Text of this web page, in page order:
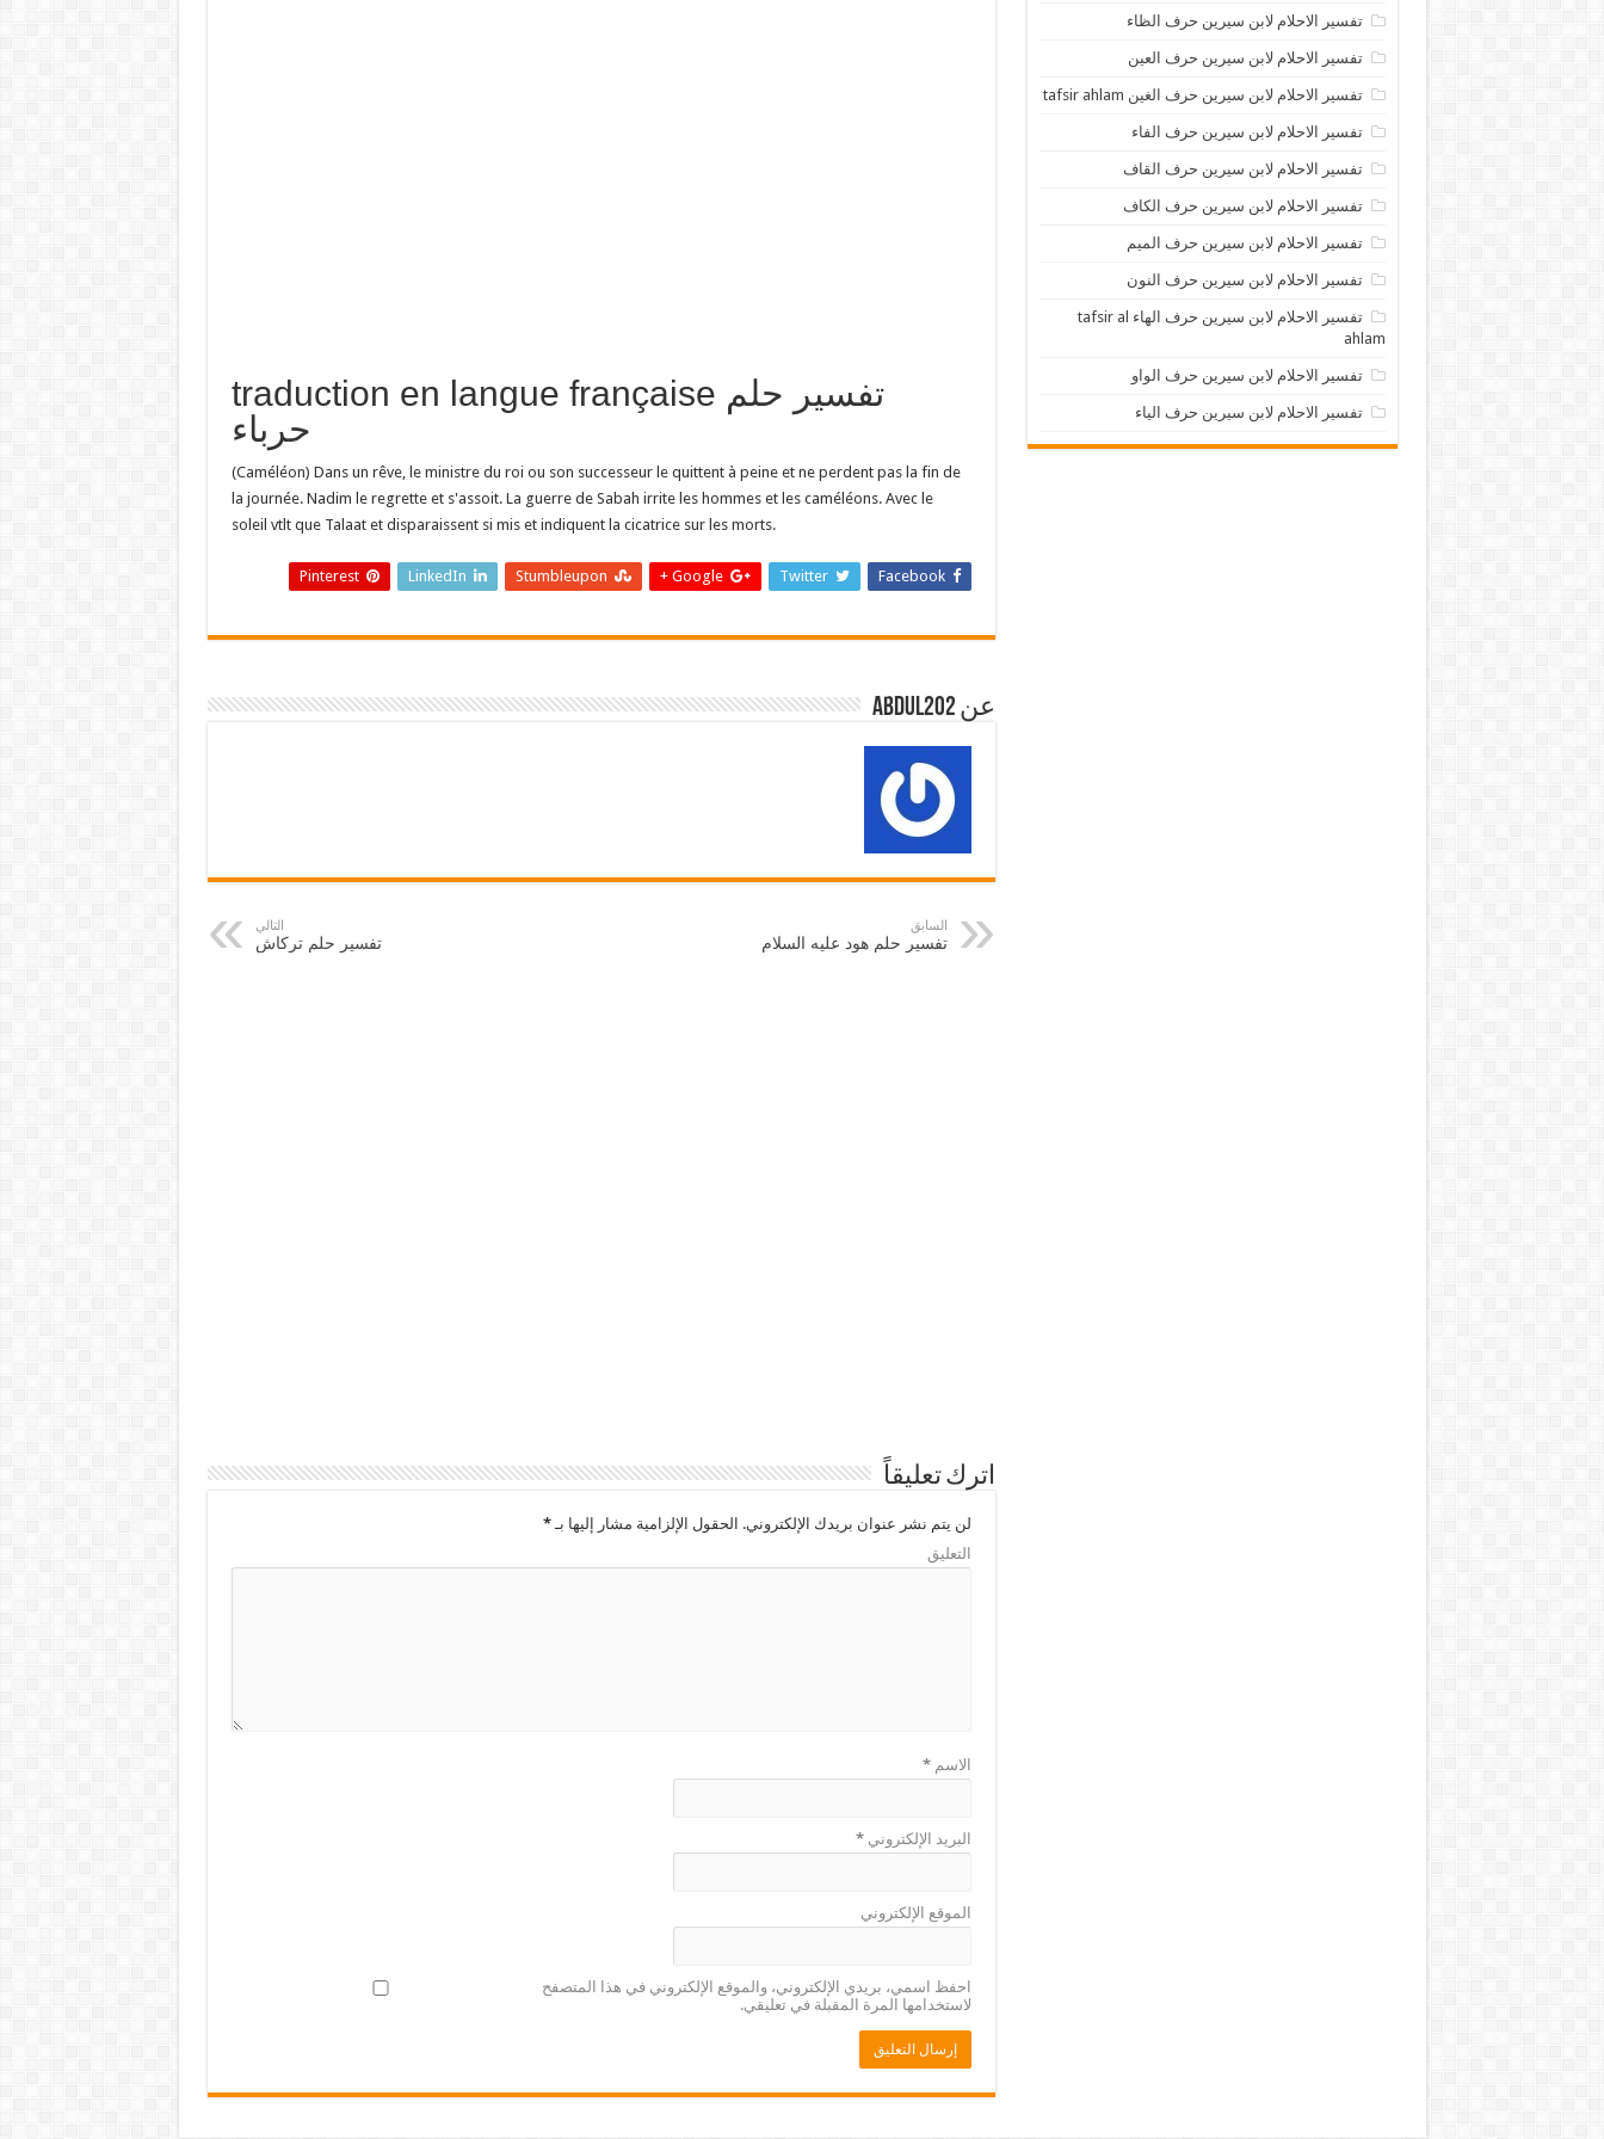
traduction en langue française تفسير حلم
حرباء
(Caméléon) Dans un rêve, le ministre du roi ou son successeur le quittent à peine et ne perdent pas la fin de
la journée. Nadim le regrette et s'assoit. La guerre de Sabah irrite les hommes et les caméléons. Avec le
soleil vtlt que Talaat et disparaissent si mis et indiquent la cicatrice sur les morts.
Facebook
Twitter
Google +
Stumbleupon
LinkedIn
Pinterest
عن abdul202
السابق
تفسير حلم هود عليه السلام
التالي
تفسير حلم تركاش
اترك تعليقاً
لن يتم نشر عنوان بريدك الإلكتروني. الحقول الإلزامية مشار إليها بـ*
التعليق
الاسم*
البريد الإلكتروني*
الموقع الإلكتروني
احفظ اسمي، بريدي الإلكتروني، والموقع الإلكتروني في هذا المتصفح
لاستخدامها المرة المقبلة في تعليقي.
تفسير الاحلام لابن سيرين حرف الظاء
تفسير الاحلام لابن سيرين حرف العين
تفسير الاحلام لابن سيرين حرف الغين tafsir ahlam
تفسير الاحلام لابن سيرين حرف الفاء
تفسير الاحلام لابن سيرين حرف القاف
تفسير الاحلام لابن سيرين حرف الكاف
تفسير الاحلام لابن سيرين حرف الميم
تفسير الاحلام لابن سيرين حرف النون
تفسير الاحلام لابن سيرين حرف الهاء tafsir al
ahlam
تفسير الاحلام لابن سيرين حرف الواو
تفسير الاحلام لابن سيرين حرف الياء